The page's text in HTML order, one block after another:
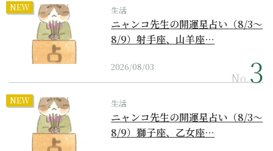
NEW 生活
ニャンコ先生の開運星占い（8/3～
8/9）射手座、山羊座…
2026/08/03
No.
NEW 生活
ニャンコ先生の開運星占い（8/3～
8/9）獅子座、乙女座…